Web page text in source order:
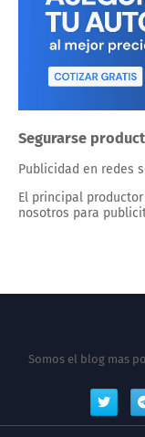
Segurarse
Publicidad en redes
El principal
nosotros para
Somos el blog mas